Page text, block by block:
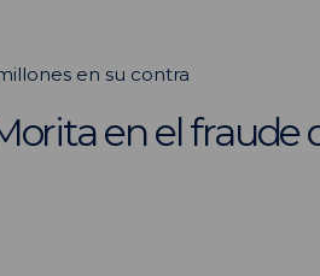
en su contra
en el fraude